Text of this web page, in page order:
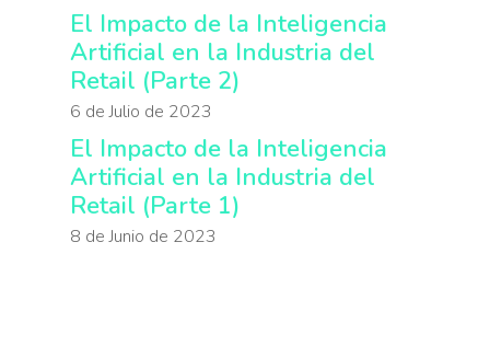
El Impacto de la Inteligencia
Artificial en la Industria del
Retail (Parte 2)
6 de Julio de 2023
El Impacto de la Inteligencia
Artificial en la Industria del
Retail (Parte 1)
8 de Junio de 2023